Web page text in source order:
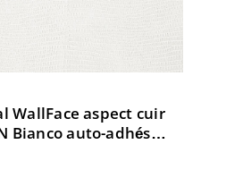
WallFace aspect cuir
Bianco auto-adhésif